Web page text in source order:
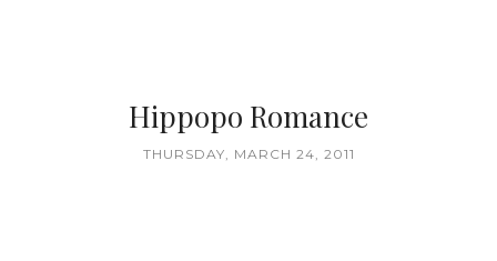
Hippopo Romance
THURSDAY, MARCH 24, 2011